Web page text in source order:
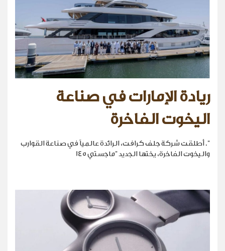
ريادة الإمارات في صناعة
اليخوت الفاخرة
". أطلقت شركة جلف كرافت، الرائدة عالمياً في صناعة القوارب
واليخوت الفاخرة، يختها الجديد "ماجستي 145